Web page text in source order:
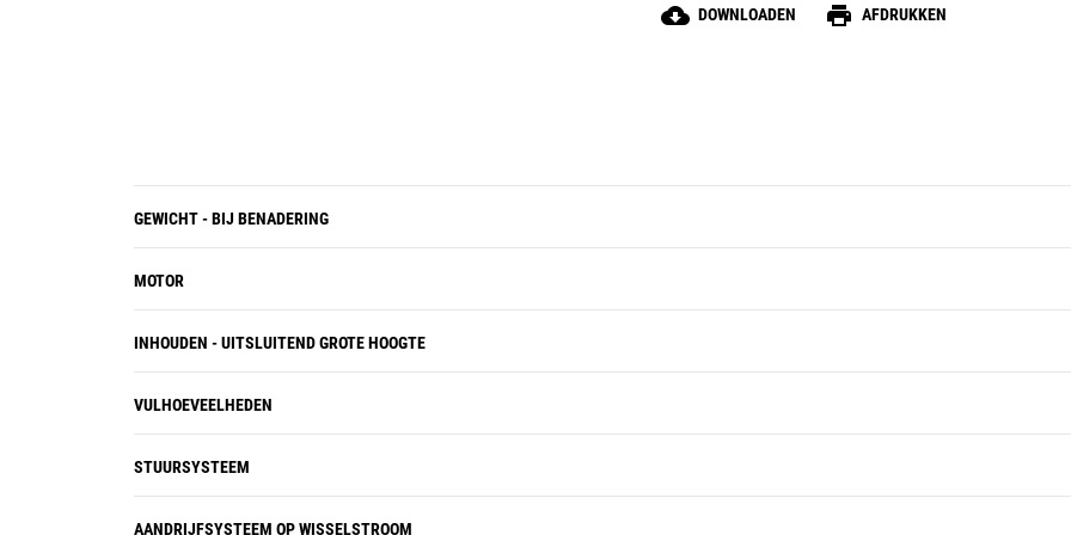
cloud_download DOWNLOADEN print AFDRUKKEN
GEWICHT - BIJ BENADERING
MOTOR
INHOUDEN - UITSLUITEND GROTE HOOGTE
VULHOEVEELHEDEN
STUURSYSTEEM
AANDRIJFSYSTEEM OP WISSELSTROOM